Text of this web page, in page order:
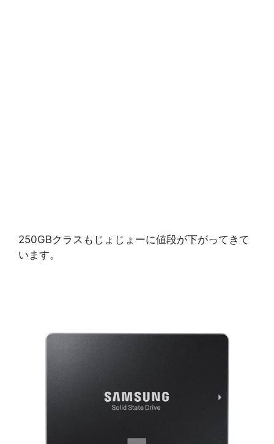
250GBクラスもじょじょーに値段が下がってきて
います。